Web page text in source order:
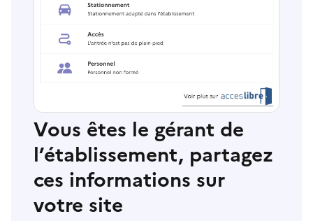
Vous êtes le gérant de
l’établissement, partagez
ces informations sur
votre site